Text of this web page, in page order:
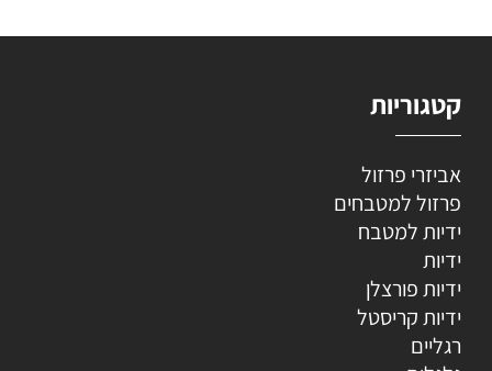
קטגוריות
אביזרי פרזול
פרזול למטבחים
ידיות למטבח
ידיות
ידיות פורצלן
ידיות קריסטל
רגליים